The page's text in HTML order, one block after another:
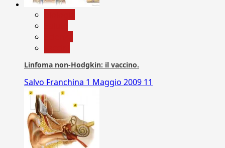
Linfoma non-Hodgkin: il vaccino.
Salvo Franchina 1 Maggio 2009 11